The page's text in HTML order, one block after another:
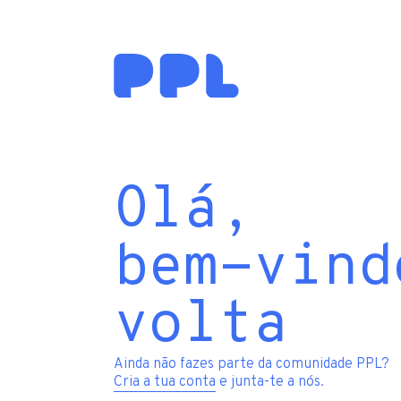
Olá,
bem-
volta
Ainda não fazes parte da comunidade PPL?
Cria a tua conta e junta-te a nós.